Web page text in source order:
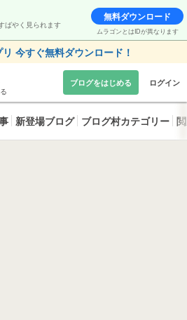
ばやく見られます
無料ダウンロード
ムラゴンとはIDが異なります
今すぐ無料ダウンロード！
ブログをはじめる ログイン
新登場ブログ ブログ村カテゴリー